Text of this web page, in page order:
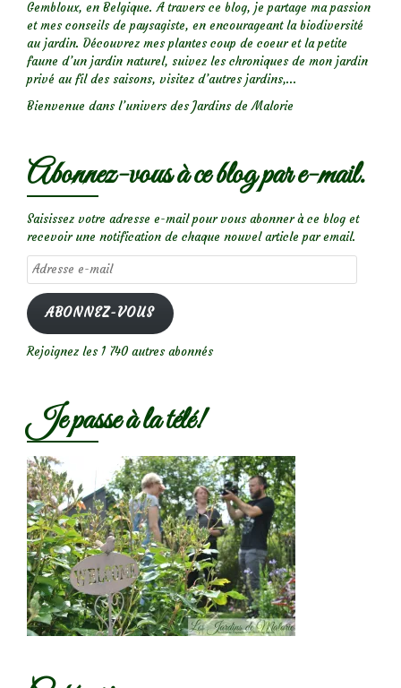
Gembloux, en Belgique. A travers ce blog, je partage ma passion
et mes conseils de paysagiste, en encourageant la biodiversité
au jardin. Découvrez mes plantes coup de coeur et la petite
faune d’un jardin naturel, suivez les chroniques de mon jardin
privé au fil des saisons, visitez d’autres jardins,...
Bienvenue dans l’univers des Jardins de Malorie
Abonnez-vous à ce blog par e-mail.
Saisissez votre adresse e-mail pour vous abonner à ce blog et
recevoir une notification de chaque nouvel article par email.
Adresse
e-
mail
ABONNEZ-VOUS
Rejoignez les 1 740 autres abonnés
Je passe à la télé!